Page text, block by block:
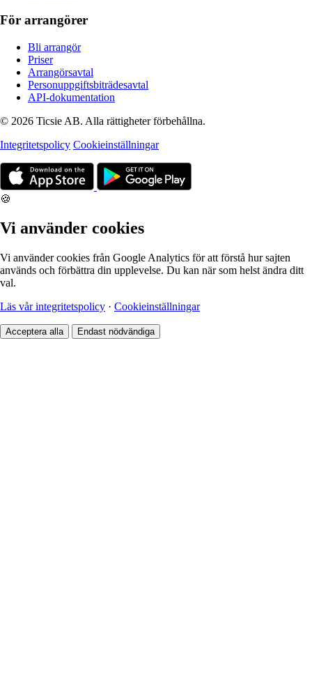
För arrangörer
Bli arrangör
Priser
Arrangörsavtal
Personuppgiftsbiträdesavtal
API-dokumentation
© 2026 Ticsie AB. Alla rättigheter förbehållna.
Integritetspolicy Cookieinställningar
🍪
Vi använder cookies
Vi använder cookies från Google Analytics för att förstå hur sajten
används och förbättra din upplevelse. Du kan när som helst ändra ditt
val.
Läs vår integritetspolicy · Cookieinställningar
Acceptera alla Endast nödvändiga